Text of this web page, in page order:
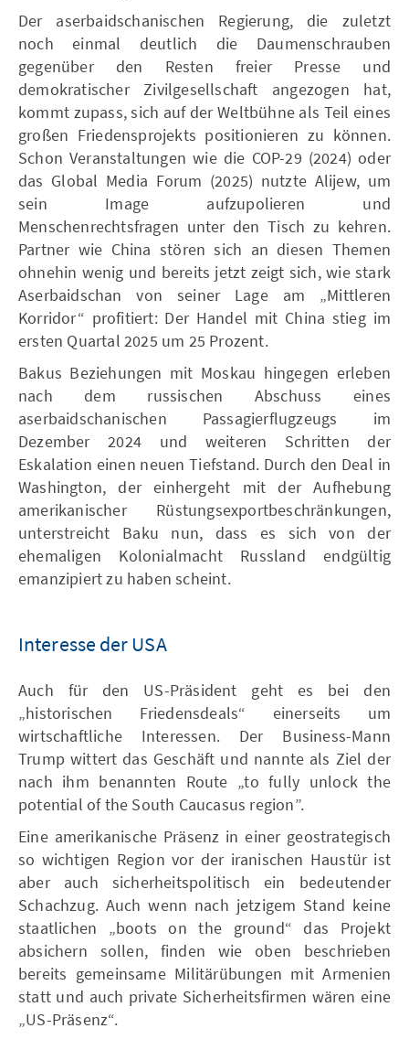
Der aserbaidschanischen Regierung, die zuletzt
noch einmal deutlich die Daumenschrauben
gegenüber den Resten freier Presse und
demokratischer Zivilgesellschaft angezogen hat,
kommt zupass, sich auf der Weltbühne als Teil eines
großen Friedensprojekts positionieren zu können.
Schon Veranstaltungen wie die COP-29 (2024) oder
das Global Media Forum (2025) nutzte Alijew, um
sein Image aufzupolieren und
Menschenrechtsfragen unter den Tisch zu kehren.
Partner wie China stören sich an diesen Themen
ohnehin wenig und bereits jetzt zeigt sich, wie stark
Aserbaidschan von seiner Lage am „Mittleren
Korridor“ profitiert: Der Handel mit China stieg im
ersten Quartal 2025 um 25 Prozent.
Bakus Beziehungen mit Moskau hingegen erleben
nach dem russischen Abschuss eines
aserbaidschanischen Passagierflugzeugs im
Dezember 2024 und weiteren Schritten der
Eskalation einen neuen Tiefstand. Durch den Deal in
Washington, der einhergeht mit der Aufhebung
amerikanischer Rüstungsexportbeschränkungen,
unterstreicht Baku nun, dass es sich von der
ehemaligen Kolonialmacht Russland endgültig
emanzipiert zu haben scheint.
Interesse der USA
Auch für den US-Präsident geht es bei den
„historischen Friedensdeals“ einerseits um
wirtschaftliche Interessen. Der Business-Mann
Trump wittert das Geschäft und nannte als Ziel der
nach ihm benannten Route „to fully unlock the
potential of the South Caucasus region”.
Eine amerikanische Präsenz in einer geostrategisch
so wichtigen Region vor der iranischen Haustür ist
aber auch sicherheitspolitisch ein bedeutender
Schachzug. Auch wenn nach jetzigem Stand keine
staatlichen „boots on the ground“ das Projekt
absichern sollen, finden wie oben beschrieben
bereits gemeinsame Militärübungen mit Armenien
statt und auch private Sicherheitsfirmen wären eine
„US-Präsenz“.